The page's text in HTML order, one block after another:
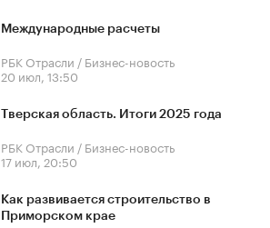
Международные расчеты
РБК Отрасли / Бизнес-новость
20 июл, 13:50
Тверская область. Итоги 2025 года
РБК Отрасли / Бизнес-новость
17 июл, 20:50
Как развивается строительство в
Приморском крае